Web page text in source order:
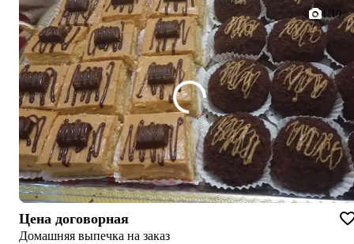
1/10
Цена договорная
Домашняя выпечка на заказ